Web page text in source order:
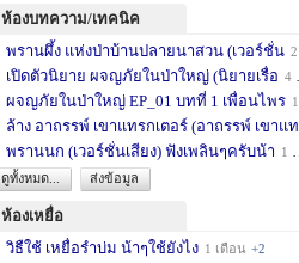
ห้องบทความ/เทคนิค
พรานผึ้ง แห่งป่าบ้านปลายนาสวน (เวอร์ชั่น 2 เดือน
เปิดตัวนิยาย ผจญภัยในป่าใหญ่ (นิยายเรื่อ 4 เดือน
ผจญภัยในป่าใหญ่ EP_01 บทที่ 1 เพื่อนไพร 11 เดือน
ล้าง อาถรรพ์ เขาแทรกเตอร์ (อาถรรพ์ เขาแท
พรานนก (เวอร์ชั่นเสียง) ฟังเพลินๆครับน้า 1 ปี
ดูทั้งหมด...
ส่งข้อมูล
ห้องเหยื่อ
วิธืใช้ เหยื่อรำบ่ม น้าๆใช้ยังไง 1 เดือน +2